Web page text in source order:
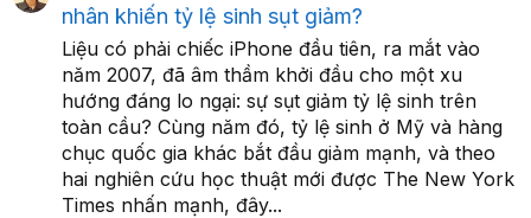
nhân khiến tỷ lệ sinh sụt giảm?
Liệu có phải chiếc iPhone đầu tiên, ra mắt vào
năm 2007, đã âm thầm khởi đầu cho một xu
hướng đáng lo ngại: sự sụt giảm tỷ lệ sinh trên
toàn cầu? Cùng năm đó, tỷ lệ sinh ở Mỹ và hàng
chục quốc gia khác bắt đầu giảm mạnh, và theo
hai nghiên cứu học thuật mới được The New York
Times nhấn mạnh, đây...